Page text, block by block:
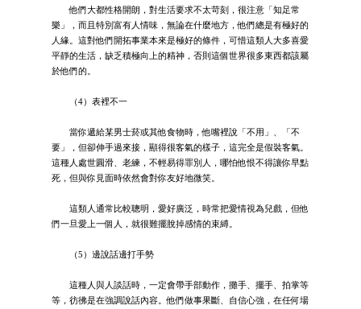
他們大都性格開朗，對生活要求不太苛刻，很注意「知足常
樂」，而且特別富有人情味，無論在什麼地方，他們總是有極好的
人緣。這對他們開拓事業本來是極好的條件，可惜這類人大多喜愛
平靜的生活，缺乏積極向上的精神，否則這個世界很多東西都該屬
於他們的。
（4）表裡不一
當你遞給某男士菸或其他食物時，他嘴裡說「不用」、「不
要」，但卻伸手過來接，顯得很客氣的樣子，這完全是假裝客氣。
這種人處世圓滑、老練，不輕易得罪別人，哪怕他恨不得讓你早點
死，但與你見面時依然會對你友好地微笑。
這類人通常比較聰明，愛好廣泛，時常把愛情視為兒戲，但他
們一旦愛上一個人，就很難擺脫掉感情的束縛。
（5）邊說話邊打手勢
這種人與人談話時，一定會帶手部動作，攤手、擺手、拍掌等
等，彷彿是在強調說話內容。他們做事果斷、自信心強，在任何場